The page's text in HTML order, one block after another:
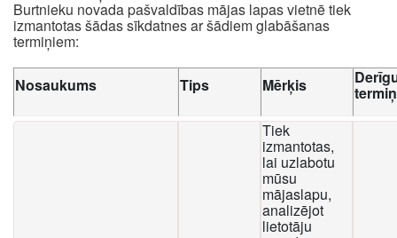
Burtnieku novada pašvaldības mājas lapas vietnē tiek
izmantotas šādas sīkdatnes ar šādiem glabāšanas
termiņiem:
Nosaukums Tips Mērķis
Tiek
izmantotas,
lai uzlabotu
mūsu
mājaslapu,
analizējot
lietotāju